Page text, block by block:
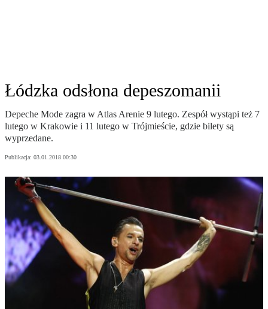
Łódzka odsłona depeszomanii
Depeche Mode zagra w Atlas Arenie 9 lutego. Zespół wystąpi też 7
lutego w Krakowie i 11 lutego w Trójmieście, gdzie bilety są
wyprzedane.
Publikacja: 03.01.2018 00:30